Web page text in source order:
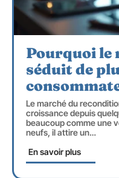
Pourquoi le
séduit de
Le marché du
croissance depuis
beaucoup comme une
neufs, il attire un…
En savoir plus